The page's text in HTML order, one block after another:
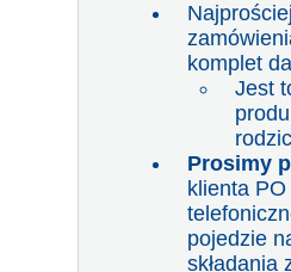
komplet
Jest
Prosimy
klienta
pojedzie
składania